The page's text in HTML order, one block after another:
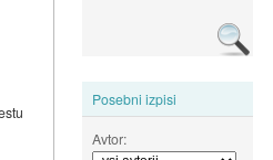
Posebni izpisi
Avtor: